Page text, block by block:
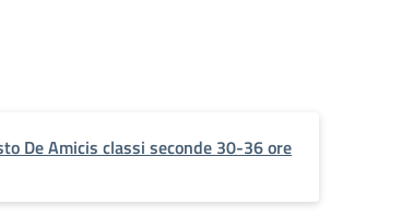
De Amicis classi seconde 30-36 ore